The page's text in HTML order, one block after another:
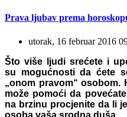
Prava ljubav prema
utorak, 16 februar 2016
Što više ljudi srećete i
su mogućnosti da ćete
„onom pravom“ osobom.
može pomoći da
na brzinu procjenite da li
osoba vaša srodna duša.